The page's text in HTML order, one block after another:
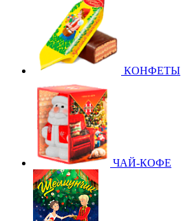
КОНФЕТЫ
ЧАЙ-КОФЕ